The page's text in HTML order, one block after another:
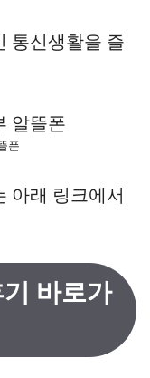
통신생활을 즐
폰
아래 링크에서
바로가